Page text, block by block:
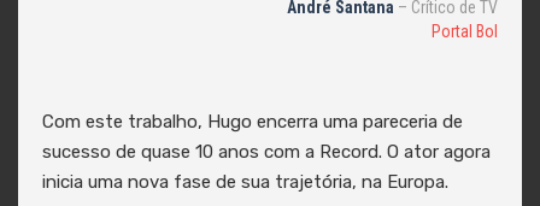
André Santana – Crítico de TV
Portal Bol
Com este trabalho, Hugo encerra uma pareceria de
sucesso de quase 10 anos com a Record. O ator agora
inicia uma nova fase de sua trajetória, na Europa.